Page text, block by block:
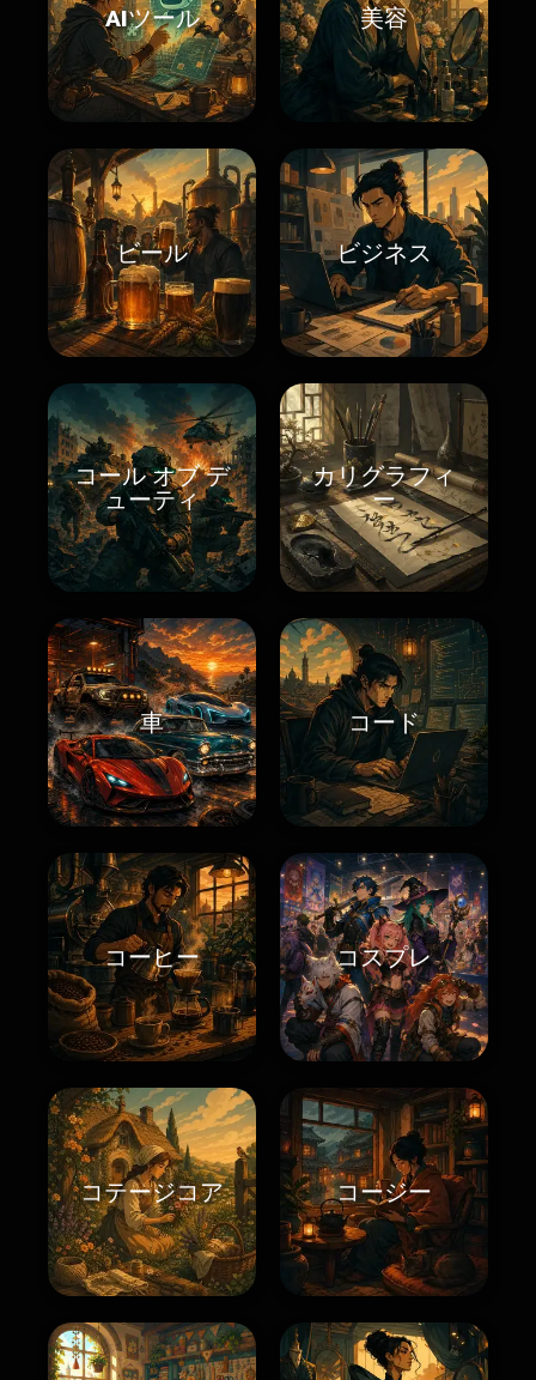
AIツール 美容
ビール ビジネス
コール オブ デ
ューティ
カリグラフィ
ー
車 コード
コーヒー コスプレ
コテージコア コージー